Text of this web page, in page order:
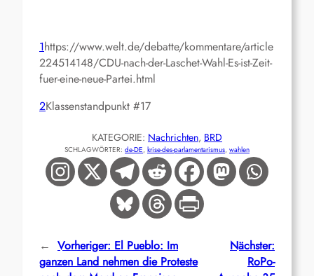
1https://www.welt.de/debatte/kommentare/article
224514148/CDU-nach-der-Laschet-Wahl-Es-ist-Zeit-
fuer-eine-neue-Partei.html
2Klassenstandpunkt #17
KATEGORIE: Nachrichten, BRD
SCHLAGWÖRTER: de-DE, krise-des-parlamentarismus, wahlen
← Vorheriger: El Pueblo: Im
ganzen Land nehmen die Proteste
Nächster:
RoPo-